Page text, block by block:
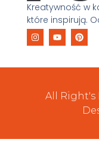
Kreatywność w
które inspirują.
All Right's